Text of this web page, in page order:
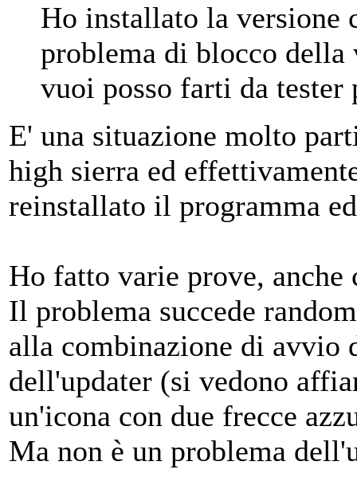
Ho installato la versione
problema di blocco della
vuoi posso farti da tester
E' una situazione molto
high sierra ed
reinstallato il programma
Ho fatto varie prove,
Il problema succede
alla combinazione di avvio
dell'updater (si vedono
un'icona con due frecce
Ma non è un problema